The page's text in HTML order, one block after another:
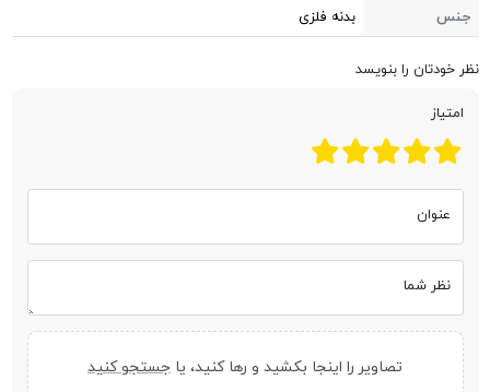
جنس
بدنه فلزی
نظر خودتان را بنویسد
امتیاز
عنوان
نظر شما
تصاویر را اینجا بکشید و رها کنید، یا جستجو کنید